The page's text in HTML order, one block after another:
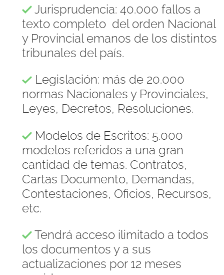
Jurisprudencia: 40.000 fallos a
texto completo del orden Nacional
y Provincial emanos de los distintos
tribunales del país.
Legislación: más de 20.000
normas Nacionales y Provinciales,
Leyes, Decretos, Resoluciones.
Modelos de Escritos: 5.000
modelos referidos a una gran
cantidad de temas. Contratos,
Cartas Documento, Demandas,
Contestaciones, Oficios, Recursos,
etc.
Tendrá acceso ilimitado a todos
los documentos y a sus
actualizaciones por 12 meses